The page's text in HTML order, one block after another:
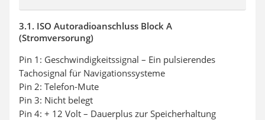
3.1. ISO Autoradioanschluss Block A
(Stromversorung)
Pin 1: Geschwindigkeitssignal – Ein pulsierendes
Tachosignal für Navigationssysteme
Pin 2: Telefon-Mute
Pin 3: Nicht belegt
Pin 4: + 12 Volt – Dauerplus zur Speicherhaltung